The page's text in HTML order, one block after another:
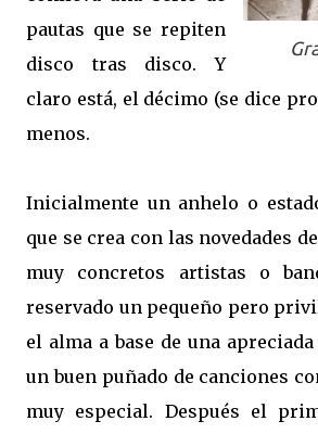
pautas que se repiten
disco tras disco. Y
claro está, el décimo (se dice
menos.
Inicialmente un anhelo o
que se crea con las novedades
muy concretos artistas o
reservado un pequeño pero
el alma a base de una
un buen puñado de canciones
muy especial. Después el